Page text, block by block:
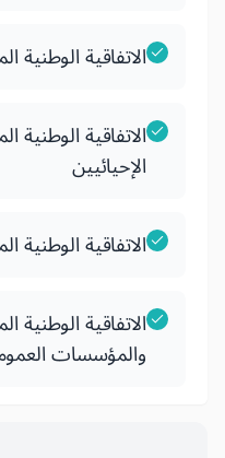
الاتفاقية
الاتفاقية
الإحيائيين
الاتفاقية
والمؤسسات